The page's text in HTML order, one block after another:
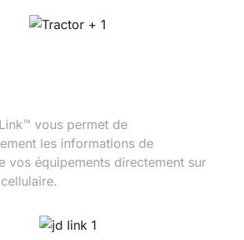
vous permet de
les informations de
vos équipements directement sur